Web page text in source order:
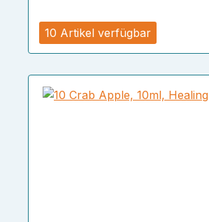
10 Artikel verfügbar